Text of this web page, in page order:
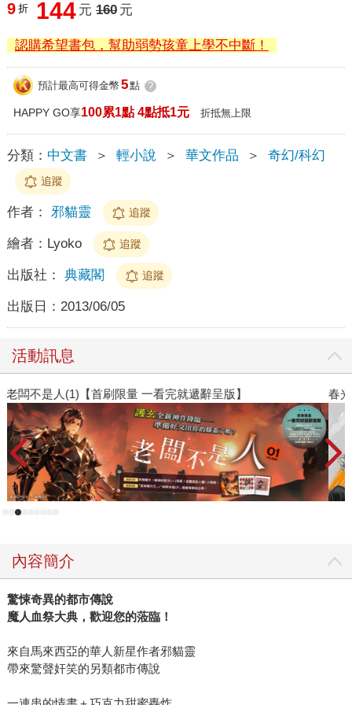
9 折 144 元 160 元
認購希望書包，幫助弱勢孩童上學不中斷！
預計最高可得金幣 5點 ?
HAPPY GO享100累1點 4點抵1元 折抵無上限
分類： 中文書 ＞ 輕小說 ＞ 華文作品 ＞ 奇幻/科幻
追蹤
作者： 邪貓靈 追蹤
繪者： Lyoko 追蹤
出版社： 典藏閣 追蹤
出版日： 2013/06/05
活動訊息
春光ｘ奇幻基地｜全書系展
內容簡介
驚悚奇異的都市傳說
魔人血祭大典，歡迎您的蒞臨！
來自馬來西亞的華人新星作者邪貓靈
帶來驚聲奸笑的另類都市傳說